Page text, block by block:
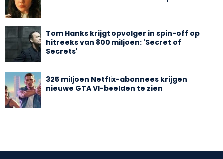
Tom Hanks krijgt opvolger in spin-off op
hitreeks van 800 miljoen: 'Secret of
Secrets'
325 miljoen Netflix-abonnees krijgen
nieuwe GTA VI-beelden te zien